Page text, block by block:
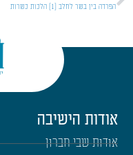
הפרדה בין בשר לחלב [1] הלכות כשרות
אודות הישיבה
אודות שבי חברון